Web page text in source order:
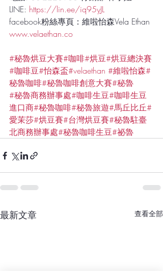
LINE: https://lin.ee/iq95yJL
facebook粉絲專頁：維啦怡森Vela Ethan
www.velaethan.co
#秘魯烘豆大賽#咖啡#烘豆#烘豆總決賽
#咖啡豆#怡森盃#velaethan #維啦怡森#
秘魯咖啡#秘魯咖啡創意大賽#秘魯
#秘魯商務辦事處#咖啡生豆#咖啡生豆
進口商#秘魯咖啡#秘魯旅遊#馬丘比丘#
愛茉莎#烘豆賽#台灣烘豆賽#秘魯駐臺
北商務辦事處#秘魯咖啡生豆#祕魯
最新文章 查看全部